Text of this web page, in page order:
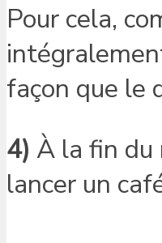
Pour cela,
façon que le
4) À la fin du
lancer un